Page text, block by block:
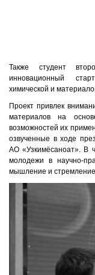
Также студент
инновационный
химической и
Проект привлек
материалов на
возможностей их
озвученные в ходе
АО «Узкимёсаноат». В
молодежи в научно-
мышление и